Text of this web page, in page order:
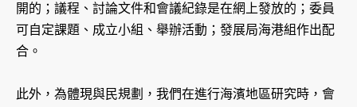
開的；議程、討論文件和會議紀錄是在網上發放的；委員
可自定課題、成立小組、舉辦活動；發展局海港組作出配
合。
此外，為體現與民規劃，我們在進行海濱地區研究時，會